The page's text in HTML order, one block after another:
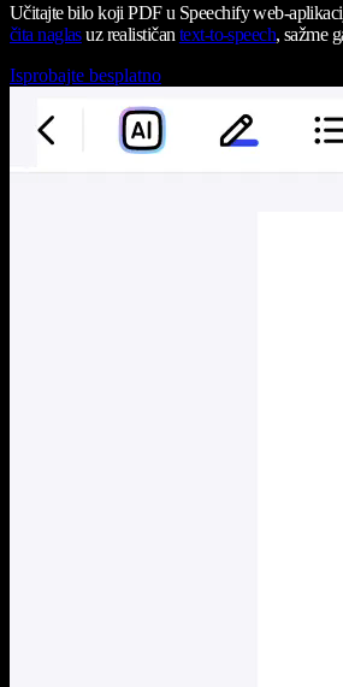
Učitajte bilo koji PDF u Speechify web-
čita naglasuz realističan text-to-speech, sažme
Isprobajte besplatno